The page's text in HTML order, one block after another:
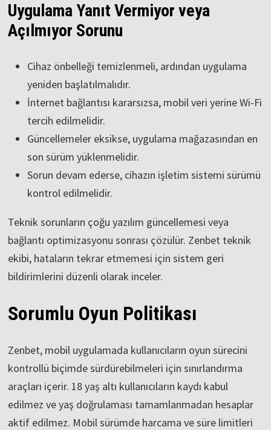
Uygulama Yanıt Vermiyor veya
Açılmıyor Sorunu
Cihaz önbelleği temizlenmeli, ardından uygulama
yeniden başlatılmalıdır.
İnternet bağlantısı kararsızsa, mobil veri yerine Wi-Fi
tercih edilmelidir.
Güncellemeler eksikse, uygulama mağazasından en
son sürüm yüklenmelidir.
Sorun devam ederse, cihazın işletim sistemi sürümü
kontrol edilmelidir.
Teknik sorunların çoğu yazılım güncellemesi veya
bağlantı optimizasyonu sonrası çözülür. Zenbet teknik
ekibi, hataların tekrar etmemesi için sistem geri
bildirimlerini düzenli olarak inceler.
Sorumlu Oyun Politikası
Zenbet, mobil uygulamada kullanıcıların oyun sürecini
kontrollü biçimde sürdürebilmeleri için sınırlandırma
araçları içerir. 18 yaş altı kullanıcıların kaydı kabul
edilmez ve yaş doğrulaması tamamlanmadan hesaplar
aktif edilmez. Mobil sürümde harcama ve süre limitleri